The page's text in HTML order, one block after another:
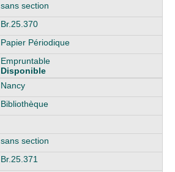
sans section
Br.25.370
Papier Périodique
Empruntable
Disponible
Nancy
Bibliothèque
sans section
Br.25.371